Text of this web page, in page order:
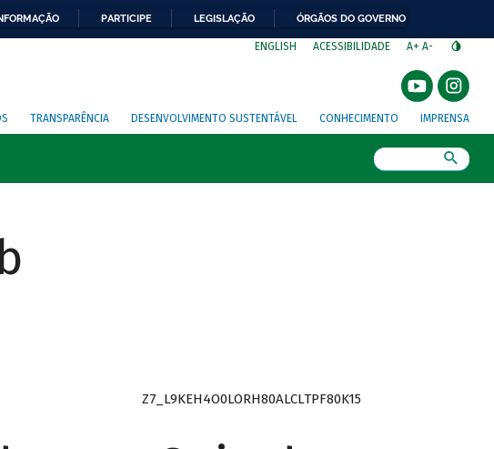
PARTICIPE LEGISLAÇÃO ÓRGÃOS DO GOVERNO
ENGLISH ACESSIBILIDADE A+ A-
TRANSPARÊNCIA DESENVOLVIMENTO SUSTENTÁVEL CONHECIMENTO IMPRENSA
Z7_L9KEH4O0LORH80ALCLTPF80K15